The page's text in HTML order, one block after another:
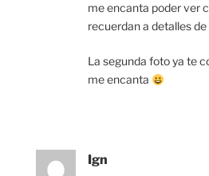
me encanta poder ver
recuerdan a detalles de
La segunda foto ya te
me encanta
Ign